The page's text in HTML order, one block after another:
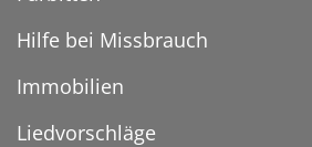
Hilfe bei Missbrauch
Immobilien
Liedvorschläge